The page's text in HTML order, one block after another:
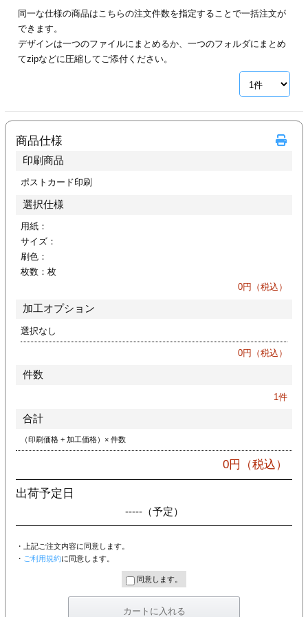
加工
印刷
印刷
リーブ
ー印刷
同一な仕様の商品はこちらの注文件数を指定することで一括注文が
できます。
デザインは一つのファイルにまとめるか、一つのフォルダにまとめ
てzipなどに圧縮してご添付ください。
商品仕様
印刷商品
ポストカード印刷
選択仕様
用紙：
サイズ：
刷色：
枚数： 枚
0円（税込）
加工オプション
選択なし
0円（税込）
件数
1件
合計
（印刷価格 + 加工価格）× 件数
0円（税込）
出荷予定日
-----（予定）
・上記ご注文内容に同意します。
・ ご利用規約に同意します。
同意します。